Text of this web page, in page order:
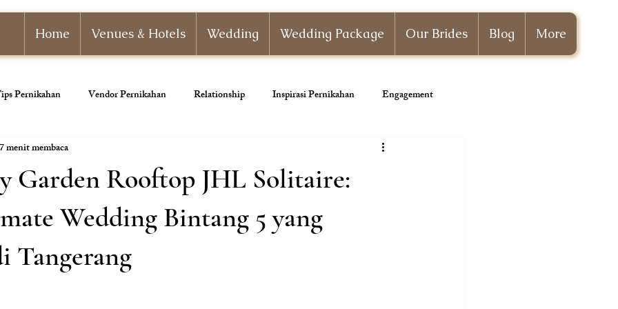
Home Venues & Hotels Wedding Wedding Package Our Brides Blog More
Pernikahan Vendor Pernikahan Relationship Inspirasi Pernikahan Engagement
Paket Pernikahan Wedding Planner
Dekorasi Pernikahan
Garden Rooftop JHL Solitaire:
Wedding Bintang 5 yang
Tangerang
7 menit membaca